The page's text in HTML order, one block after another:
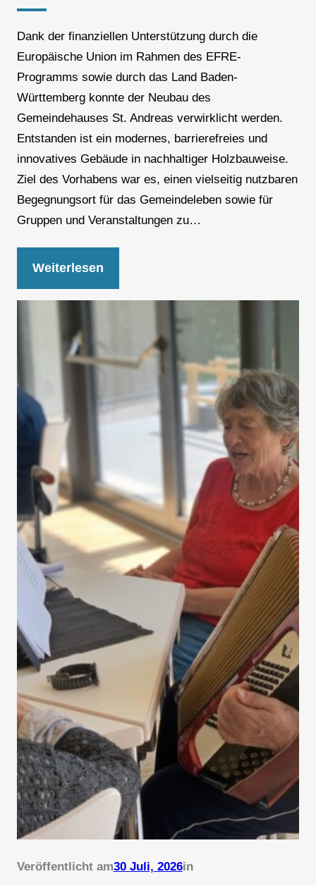
Dank der finanziellen Unterstützung durch die
Europäische Union im Rahmen des EFRE-
Programms sowie durch das Land Baden-
Württemberg konnte der Neubau des
Gemeindehauses St. Andreas verwirklicht werden.
Entstanden ist ein modernes, barrierefreies und
innovatives Gebäude in nachhaltiger Holzbauweise.
Ziel des Vorhabens war es, einen vielseitig nutzbaren
Begegnungsort für das Gemeindeleben sowie für
Gruppen und Veranstaltungen zu…
Weiterlesen
Veröffentlicht am30 Juli, 2026in